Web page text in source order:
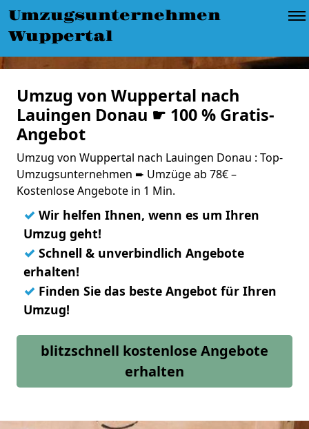
Umzugsunternehmen
Wuppertal
Umzug von Wuppertal nach
Lauingen Donau ☛ 100 % Gratis-
Angebot
Umzug von Wuppertal nach Lauingen Donau : Top-
Umzugsunternehmen ➨ Umzüge ab 78€ –
Kostenlose Angebote in 1 Min.
✓ Wir helfen Ihnen, wenn es um Ihren
Umzug geht!
✓ Schnell & unverbindlich Angebote
erhalten!
✓ Finden Sie das beste Angebot für Ihren
Umzug!
blitzschnell kostenlose Angebote
erhalten